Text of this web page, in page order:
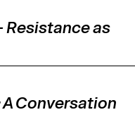
Resistance as
Conversation